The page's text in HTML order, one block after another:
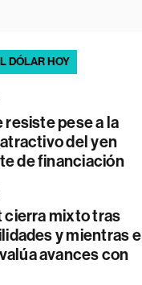
DÓLAR HOY
resiste pese a la
del yen
de financiación
cierra mixto tras
y mientras el
avances con